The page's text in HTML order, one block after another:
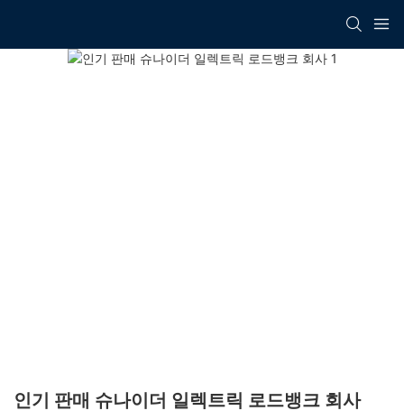
인기 판매 슈나이더 일렉트릭 로드뱅크 회사